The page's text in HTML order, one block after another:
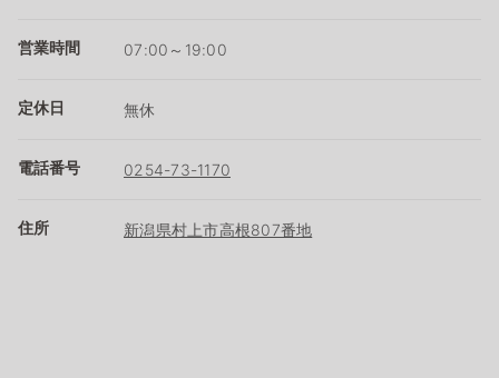
営業時間 07:00～19:00
定休日 無休
電話番号 0254-73-1170
住所 新潟県村上市高根807番地